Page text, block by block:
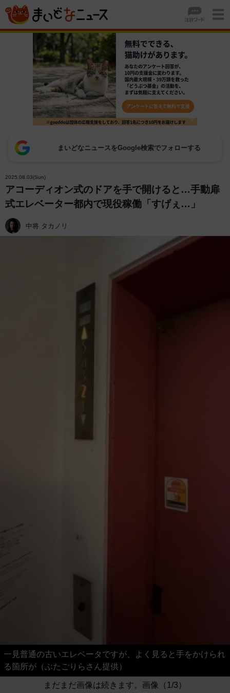
まいどなニュースをGoogle検索でフォローする
2025.08.03(Sun)
アコーディオン式のドアを手で開けると…手動扉
式エレベーター都内で現役稼働「すげぇ…」
中将 タカノリ
一見普通の古いエレベータですが、よく見ると手をかけられ
る箇所が（ぶたごりらさん提供）
まだまだ画像は続きます。画像（1/3）